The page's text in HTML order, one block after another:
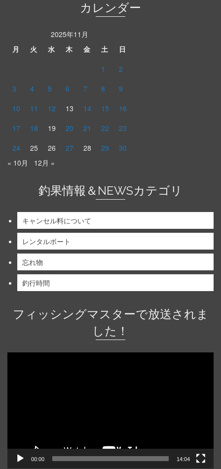
カレンダー
2025年11月
月
火 水 木 金 土
日
1
2
3
4 5 6 7 8
9
10
11 12 13 14 15
16
17
18 19 20 21 22
23
24
25 26 27 28 29
30
« 10月
12月 »
釣果情報＆NEWSカテゴリ
キャンセル料について
レンタルボート
忘れ物
釣行時間
フィッシングマスターで放送されま
した！
00:00 14:04